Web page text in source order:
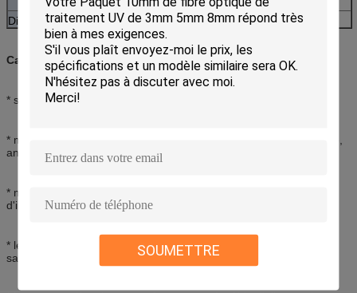
SOUMETTRE
duplex de LC
Diviseurs
1x4, diviseur de PLC 1x8,1X16
Caractéristiques :
* structure de taille, légère et raisonnable standard
* matériel : ABS, à l'épreuve humides, imperméable, antipoussière,
anti-vieillissement, protection de niveau jusqu'à IP65
* maintenant pour le câble d'alimentation et le câble de câble
d'interface,
* les tresses, cordes de correction fonctionnent par propre chemin
sans se déranger